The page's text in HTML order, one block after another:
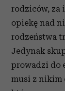
rodziców, za
opiekę nad
rodzeństwa
Jedynak
prowadzi do
musi z nikim